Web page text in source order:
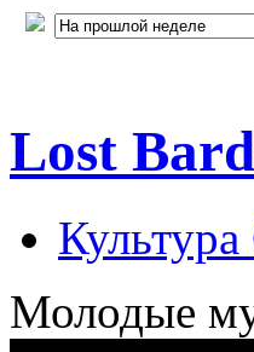
Lost
Молодые